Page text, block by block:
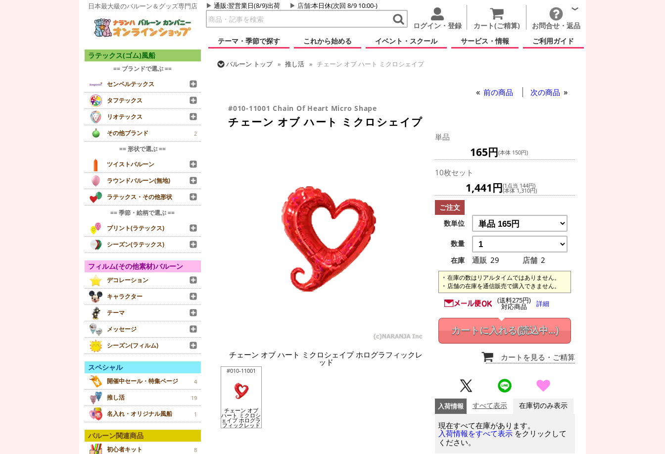
日本最大級のバルーン＆グッズ専門店 通販:翌営業日(8/9)出荷 店舗:本日休(次回 8/9 10:00-)
ログイン・登録 カート(ご精算)
お問合せ・返品
テーマ・季節で探す
これから始める イベント・スクール サービス・情報 ご利用ガイド
ラテックス(ゴム)風船
== ブランドで選ぶ ==
センペルテックス
タフテックス
リオテックス
その他ブランド
2
== 形状で選ぶ ==
ツイストバルーン
ラウンドバルーン(無地)
ラテックス・その他形状
== 季節・絵柄で選ぶ ==
プリント(ラテックス)
シーズン(ラテックス)
フィルム(その他素材)バルーン
デコレーション
キャラクター
テーマ
メッセージ
シーズン(フィルム)
スペシャル
開催中セール・特集ページ 4
推し活 19
名入れ・オリジナル風船 1
バルーン関連商品
初心者キット 8
バルーン トップ 推し活
チェーン オブ ハート ミクロシェイプ
前の商品 次の商品
#010-11001 Chain Of Heart Micro Shape
チェーン オブ ハート ミクロシェイプ
チェーン オブ ハート ミクロシェイプ ホログラフィックレ
ッド
#010-11001
チェーン オブ
ハート ミクロシ
ェイプ ホログラ
フィックレッド
単品
165円(本体 150円)
10枚セット
1,441円(1点当 144円)
(本体 1,310円)
ご注文
数単位
数量
在庫
通販 29 店舗 2
在庫の数はリアルタイムではありません。
店舗の在庫を通信販売で購入できません。
(送料275円)
対応商品 詳細
カートに入れる(読込中...)
カートを見る ・ご精算
入荷情報 すべて表示 在庫切のみ表示
現在すべて在庫があります。
入荷情報をすべて表示 をクリックして
ください。